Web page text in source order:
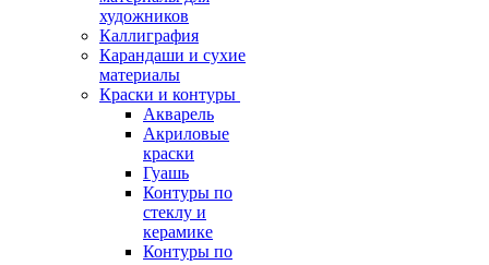
художников
Каллиграфия
Карандаши и сухие
материалы
Краски и контуры
Акварель
Акриловые
краски
Гуашь
Контуры по
стеклу и
керамике
Контуры по